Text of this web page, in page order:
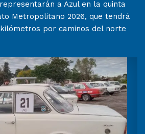
a Azul en la quinta
Metropolitano 2026, que tendrá
por caminos del norte